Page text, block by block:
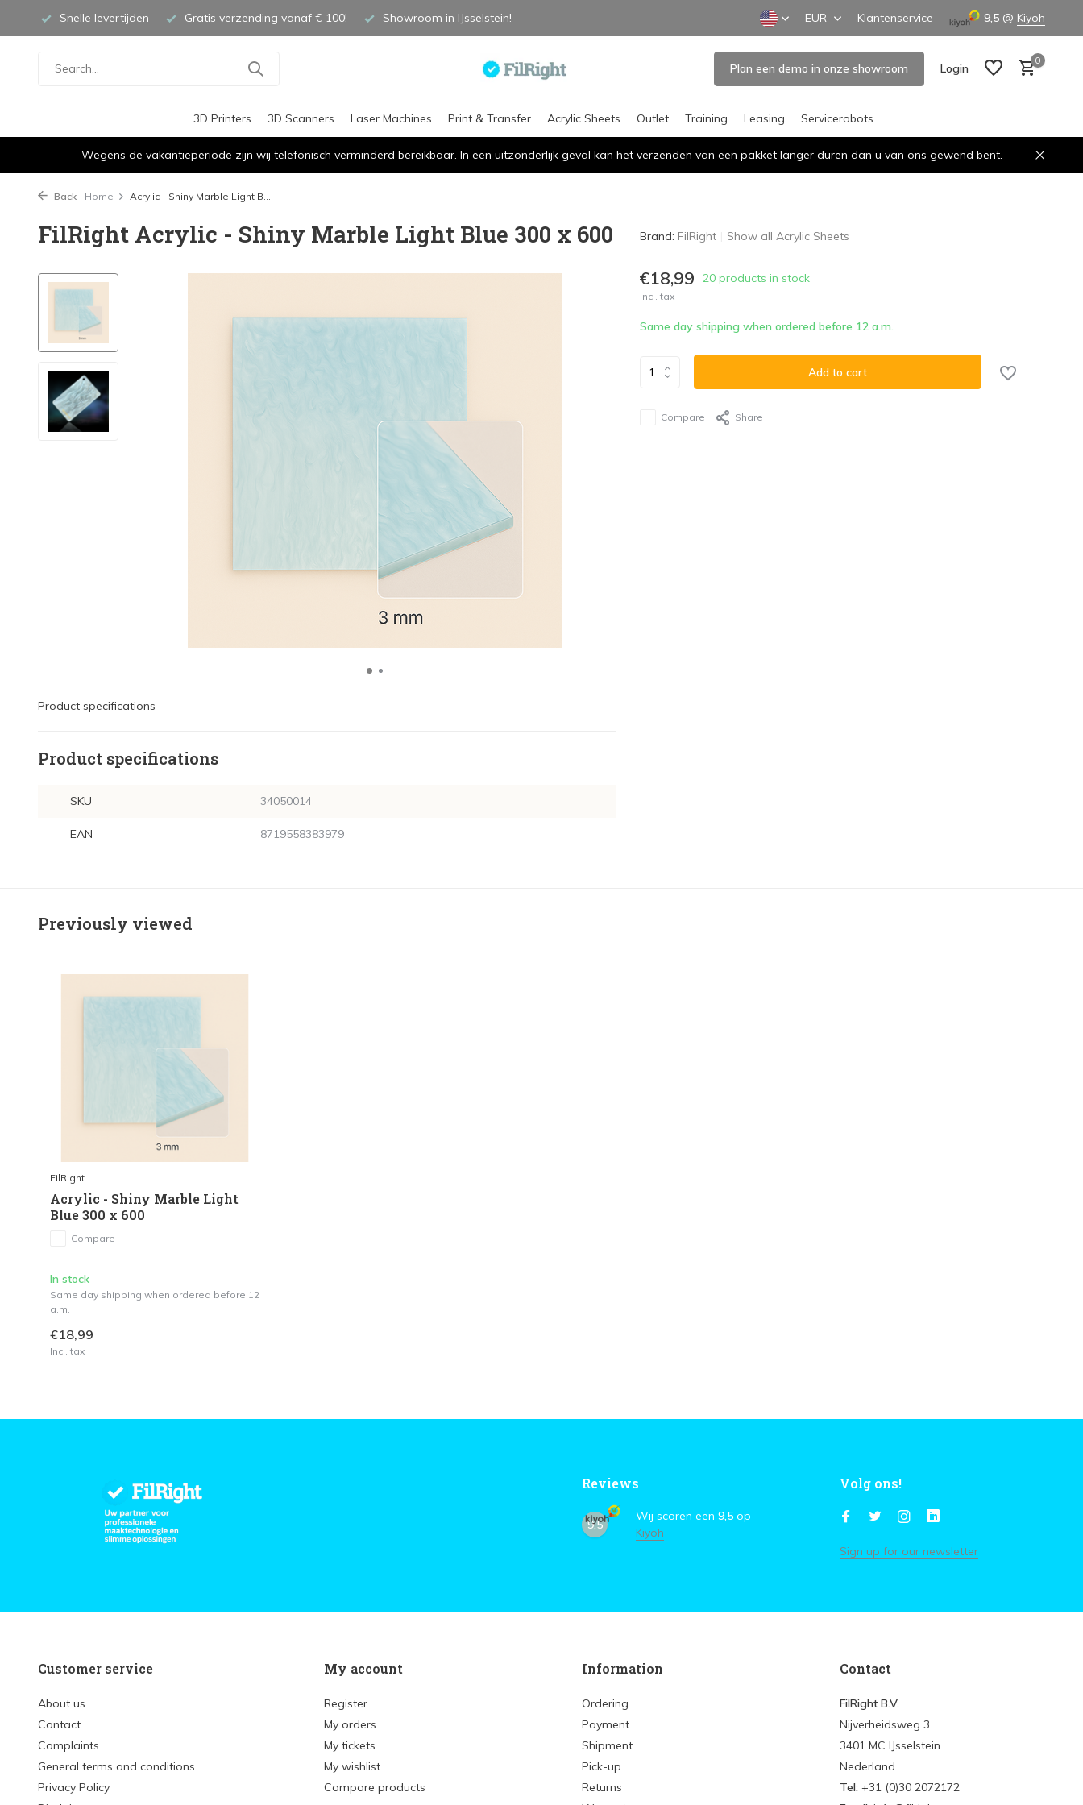
Snelle levertijden Gratis verzending vanaf € 100! Showroom in IJsselstein! EUR Klantenservice 9,5 @ Kiyoh
Plan een demo in onze showroom Login
0
3D Printers 3D Scanners Laser Machines Print & Transfer Acrylic Sheets Outlet Training Leasing Servicerobots
Wegens de vakantieperiode zijn wij telefonisch verminderd bereikbaar. In een uitzonderlijk geval kan het verzenden van een pakket langer duren dan u van ons gewend bent.
Back Home Acrylic - Shiny Marble Light B...
FilRight Acrylic - Shiny Marble Light Blue 300 x 600
Product specifications
Product specifications
SKU 34050014
EAN 8719558383979
Brand: FilRight Show all Acrylic Sheets
€18,99 20 products in stock
Incl. tax
Same day shipping when ordered before 12 a.m.
Add to cart
Compare Share
Previously viewed
FilRight
Acrylic - Shiny Marble Light
Blue 300 x 600
Compare
In stock
Same day shipping when ordered before 12
a.m.
€18,99
Incl. tax
Reviews
9,5
Wij scoren een 9,5 op
Kiyoh
Volg ons!
Sign up for our newsletter
Customer service
About us
Contact
Complaints
General terms and conditions
Privacy Policy
My account
Register
My orders
My tickets
My wishlist
Compare products
Information
Ordering
Payment
Shipment
Pick-up
Returns
Contact
FilRight B.V.
Nijverheidsweg 3
3401 MC IJsselstein
Nederland
Tel: +31 (0)30 2072172